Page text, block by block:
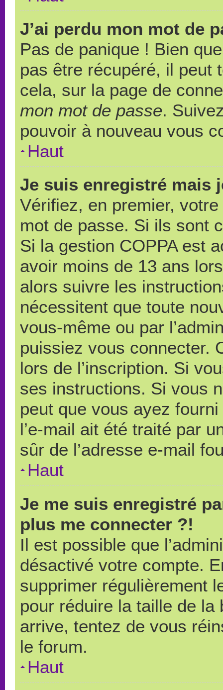
J’ai perdu mon mot de
Pas de panique ! Bien
pas être récupéré, il peut
cela, sur la page de
mon mot de passe.
pouvoir à nouveau vous
Haut
Je suis enregistré mais
Vérifiez, en premier,
mot de passe. Si ils sont
Si la gestion COPPA est
avoir moins de 13 ans
alors suivre les
nécessitent que toute
vous-même ou par
puissiez vous connecter.
lors de l’inscription. Si
ses instructions. Si vous
peut que vous ayez
l’e-mail ait été traité par
sûr de l’adresse e-mail
Haut
Je me suis enregistré
plus me connecter ?!
Il est possible que
désactivé votre compte.
supprimer régulièrement
pour réduire la taille de
arrive, tentez de vous
le forum.
Haut